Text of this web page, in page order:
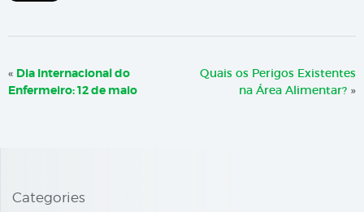
« Dia Internacional do
Enfermeiro: 12 de maio
Quais os Perigos Existentes
na Área Alimentar? »
Categories